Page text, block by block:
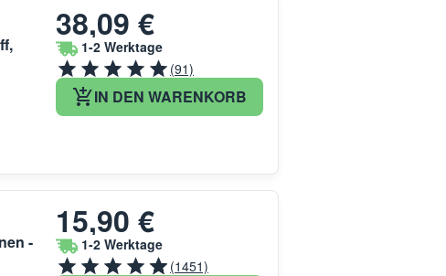
38,09 €
1-2 Werktage
(91)
IN DEN WARENKORB
-
15,90 €
1-2 Werktage
(1451)